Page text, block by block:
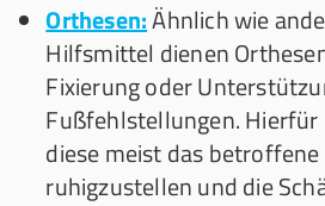
Orthesen:Ähnlich wie
Hilfsmittel dienen
Fixierung oder
Fußfehlstellungen.
diese meist das
ruhigzustellen und die